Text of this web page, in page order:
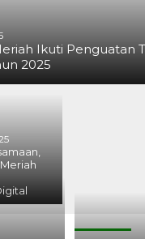
Ikuti Penguatan
2025
Meriah